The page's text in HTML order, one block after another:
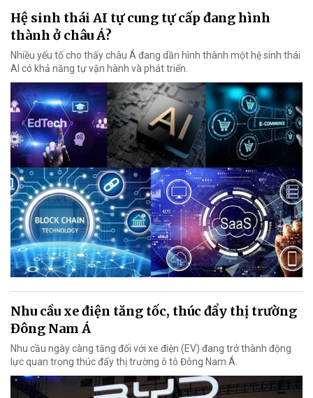
Hệ sinh thái AI tự cung tự cấp đang hình
thành ở châu Á?
Nhiều yếu tố cho thấy châu Á đang dần hình thành một hệ sinh thái
AI có khả năng tự vận hành và phát triển.
Nhu cầu xe điện tăng tốc, thúc đẩy thị trường
Đông Nam Á
Nhu cầu ngày càng tăng đối với xe điện (EV) đang trở thành động
lực quan trọng thúc đẩy thị trường ô tô Đông Nam Á.